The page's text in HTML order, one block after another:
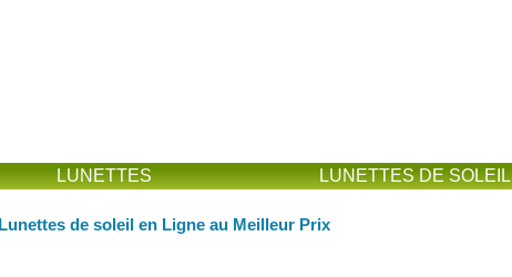
LUNETTES LUNETTES DE SOLEIL
Lunettes de soleil en Ligne au Meilleur Prix